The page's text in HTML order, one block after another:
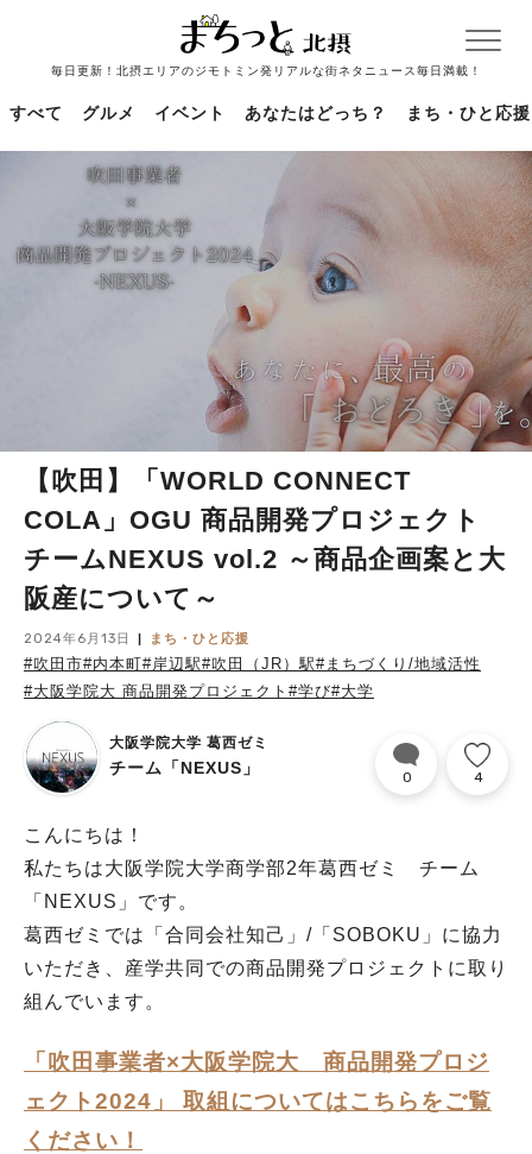
毎日更新！北摂エリアのジモトミン発リアルな街ネタニュース毎日満載！
すべて グルメ イベント あなたはどっち？ まち・ひと応援
【吹田】「WORLD CONNECT
COLA」OGU 商品開発プロジェクト
チームNEXUS vol.2 ～商品企画案と大
阪産について～
2024年6月13日 まち・ひと応援
#吹田市#内本町#岸辺駅#吹田（JR）駅#まちづくり/地域活性
#大阪学院大 商品開発プロジェクト #学び#大学
大阪学院大学 葛西ゼミ
チーム「NEXUS」 0 4
こんにちは！
私たちは大阪学院大学商学部2年葛西ゼミ チーム
「NEXUS」です。
葛西ゼミでは「合同会社知己」/「SOBOKU」に協力
いただき、産学共同での商品開発プロジェクトに取り
組んでいます。
「吹田事業者×大阪学院大 商品開発プロジ
ェクト2024」 取組についてはこちらをご覧
ください！